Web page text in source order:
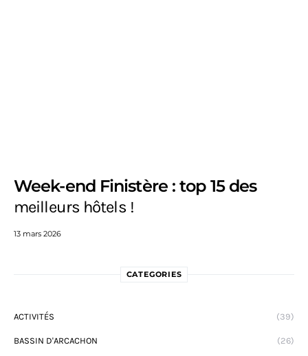
Week-end Finistère : top 15 des
meilleurs hôtels !
13 mars 2026
CATEGORIES
ACTIVITÉS (39)
BASSIN D'ARCACHON (26)